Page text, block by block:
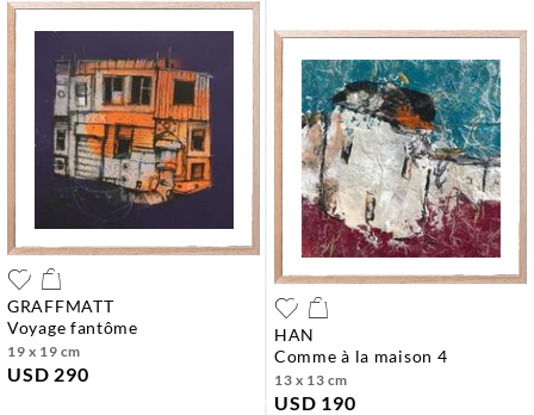
GRAFFMATT
voyage fantôme
19 x 19 cm
USD 290
HAN
comme à la maison 4
13 x 13 cm
USD 190